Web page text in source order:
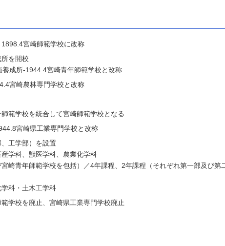
宮崎師範学校に改称
を開校
成所-1944.4宮崎青年師範学校と改称
宮崎農林専門学校と改称
範学校を統合して宮崎師範学校となる
宮崎県工業専門学校と改称
工学部）を設置
学科、獣医学科、農業化学科
崎青年師範学校を包括）／4年課程、2年課程（それぞれ第一部及び第
科・土木工学科
学校を廃止、宮崎県工業専門学校廃止